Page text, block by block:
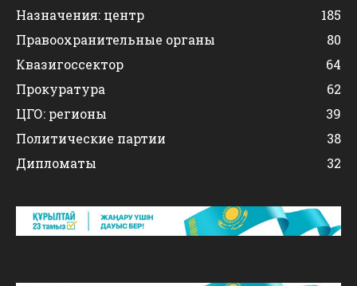
Назначения: центр
185
Правоохранительные органы
80
Квазигоссектор
64
Прокуратура
62
ЦГО: регионы
39
Политические партии
38
Дипломаты
32